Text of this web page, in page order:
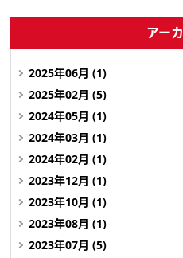
アー
2025年06月 (1)
2025年02月 (5)
2024年05月 (1)
2024年03月 (1)
2024年02月 (1)
2023年12月 (1)
2023年10月 (1)
2023年08月 (1)
2023年07月 (5)